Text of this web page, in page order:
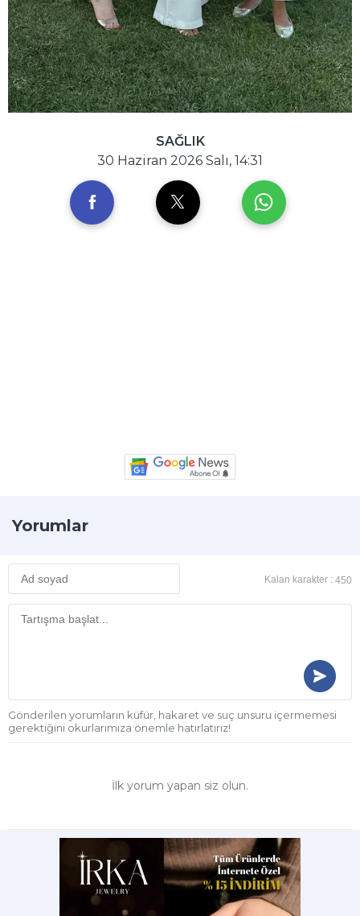
SAĞLIK
30 Haziran 2026 Salı, 14:31
Yorumlar
Kalan karakter : 450
Gönderilen yorumların küfür, hakaret ve suç unsuru içermemesi
gerektiğini okurlarımıza önemle hatırlatırız!
İlk yorum yapan siz olun.